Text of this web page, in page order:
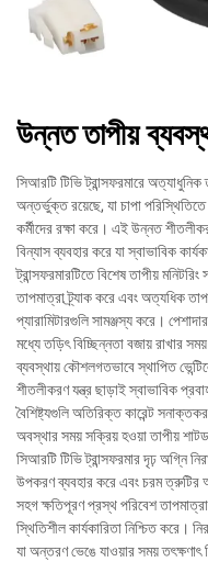
উন্নত তাপীয়
সিআরটি টিভি ট্রান্সফরমারে
অন্তর্ভুক্ত রয়েছে, যা চাপা পরিস্থিতিতে
কর্মীদের রক্ষা করে। এই উন্নত
বিন্যাস ব্যবহার করে যা স্বাভাবিক
ট্রান্সফরমারটিতে বিশেষ তাপীয়
তাপমাত্রা ট্র্যাক করে এবং অত্যধিক
প্যারামিটারগুলি সামঞ্জস্য করে।
মধ্যে তড়িৎ বিচ্ছিন্নতা বজায় রাখার
ব্যবস্থায় কৌশলগতভাবে স্থাপিত
শীতলীকরণ যন্ত্র ছাড়াই স্বাভাবিক
বৈশিষ্ট্যগুলি অতিরিক্ত কারেন্ট
অবস্থার সময় সক্রিয় হওয়া তাপীয়
সিআরটি টিভি ট্রান্সফরমার দৃঢ় অগ্নি
উপকরণ ব্যবহার করে এবং চরম
সহগ ক্ষতিপূরণ প্রস্থ পরিবেশ
স্থিতিশীল কার্যকারিতা নিশ্চিত করে।
যা অন্তরণ ভেঙে যাওয়ার সময় তৎক্ষণাৎ